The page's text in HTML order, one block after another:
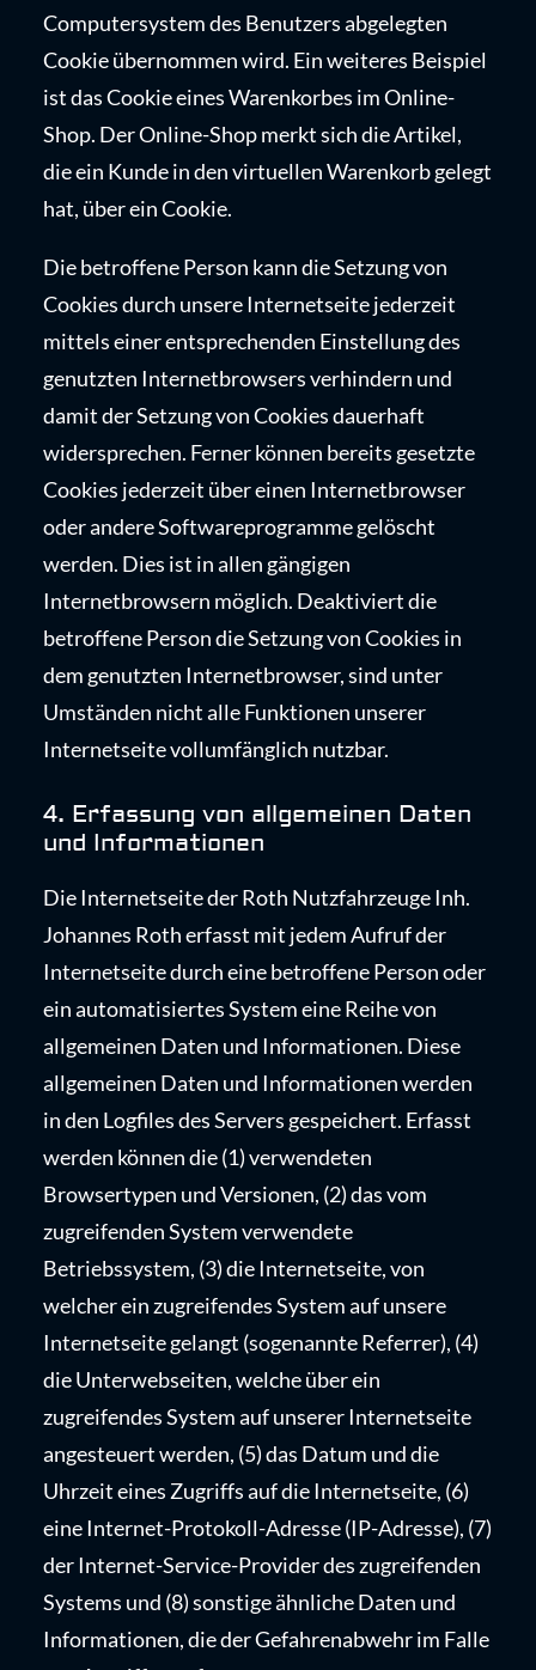
Computersystem des Benutzers abgelegten
Cookie übernommen wird. Ein weiteres Beispiel
ist das Cookie eines Warenkorbes im Online-
Shop. Der Online-Shop merkt sich die Artikel,
die ein Kunde in den virtuellen Warenkorb gelegt
hat, über ein Cookie.
Die betroffene Person kann die Setzung von
Cookies durch unsere Internetseite jederzeit
mittels einer entsprechenden Einstellung des
genutzten Internetbrowsers verhindern und
damit der Setzung von Cookies dauerhaft
widersprechen. Ferner können bereits gesetzte
Cookies jederzeit über einen Internetbrowser
oder andere Softwareprogramme gelöscht
werden. Dies ist in allen gängigen
Internetbrowsern möglich. Deaktiviert die
betroffene Person die Setzung von Cookies in
dem genutzten Internetbrowser, sind unter
Umständen nicht alle Funktionen unserer
Internetseite vollumfänglich nutzbar.
4. Erfassung von allgemeinen Daten
und Informationen
Die Internetseite der Roth Nutzfahrzeuge Inh.
Johannes Roth erfasst mit jedem Aufruf der
Internetseite durch eine betroffene Person oder
ein automatisiertes System eine Reihe von
allgemeinen Daten und Informationen. Diese
allgemeinen Daten und Informationen werden
in den Logfiles des Servers gespeichert. Erfasst
werden können die (1) verwendeten
Browsertypen und Versionen, (2) das vom
zugreifenden System verwendete
Betriebssystem, (3) die Internetseite, von
welcher ein zugreifendes System auf unsere
Internetseite gelangt (sogenannte Referrer), (4)
die Unterwebseiten, welche über ein
zugreifendes System auf unserer Internetseite
angesteuert werden, (5) das Datum und die
Uhrzeit eines Zugriffs auf die Internetseite, (6)
eine Internet-Protokoll-Adresse (IP-Adresse), (7)
der Internet-Service-Provider des zugreifenden
Systems und (8) sonstige ähnliche Daten und
Informationen, die der Gefahrenabwehr im Falle